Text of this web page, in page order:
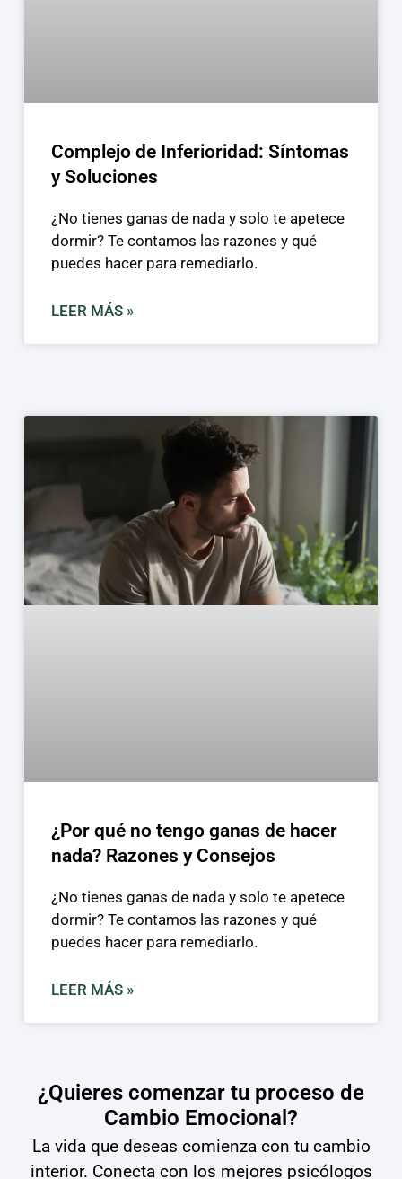
Complejo de Inferioridad: Síntomas
y Soluciones
¿No tienes ganas de nada y solo te apetece
dormir? Te contamos las razones y qué
puedes hacer para remediarlo.
LEER MÁS »
¿Por qué no tengo ganas de hacer
nada? Razones y Consejos
¿No tienes ganas de nada y solo te apetece
dormir? Te contamos las razones y qué
puedes hacer para remediarlo.
LEER MÁS »
¿Quieres comenzar tu proceso de
Cambio Emocional?
La vida que deseas comienza con tu cambio
interior. Conecta con los mejores psicólogos